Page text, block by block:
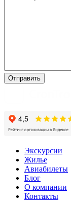
Экскурсии
Жилье
Авиабилеты
Блог
О компании
Контакты